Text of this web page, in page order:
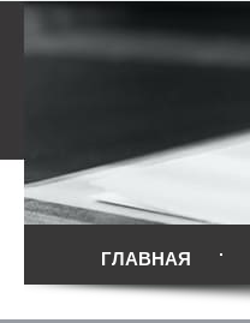
ГЛАВНАЯ